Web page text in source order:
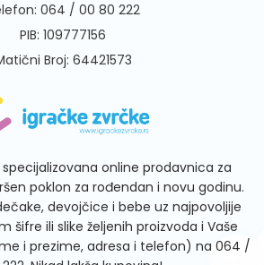
064 / 00 80 222
PIB: 109777156
Broj: 64421573
online prodavnica za
poklon za rođendan i novu godinu.
devojčice i bebe uz najpovoljije
šifre ili slike željenih proizvoda i Vaše
i prezime, adresa i telefon) na 064 /